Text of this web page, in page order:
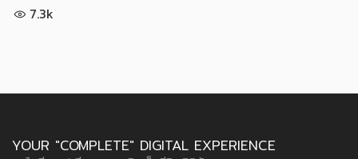
7.3k
YOUR "COMPLETE" DIGITAL EXPERIENCE